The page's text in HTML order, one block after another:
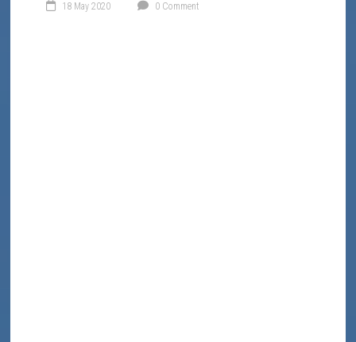
18 May 2020 0 Comment